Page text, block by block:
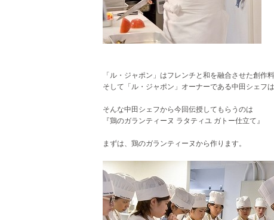
「ル・ジャポン」はフレンチと和を融合させた創作
そして「ル・ジャポン」オーナーである中田シェフ
そんな中田シェフから今回伝授してもらうのは
『鶏のガランティーヌ ラタティユ ガトー仕立て』
まずは、鶏のガランティーヌから作ります。